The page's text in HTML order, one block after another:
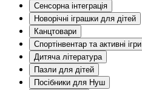
Сенсорна інтеграція
Новорічні іграшки для дітей
Канцтовари
Спортінвентар та активні ігри
Дитяча література
Пазли для дітей
Посібники для Нуш